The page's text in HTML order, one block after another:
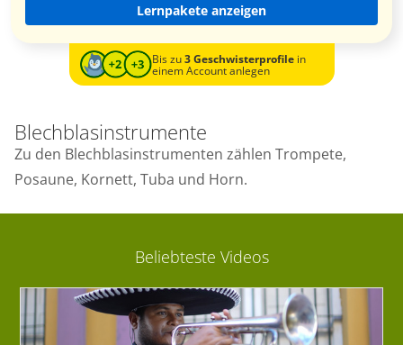
Lernpakete anzeigen
Bis zu3 Geschwisterprofilein
einem Account anlegen
Blechblasinstrumente
Zu den Blechblasinstrumenten zählen Trompete,
Posaune, Kornett, Tuba und Horn.
Beliebteste Videos